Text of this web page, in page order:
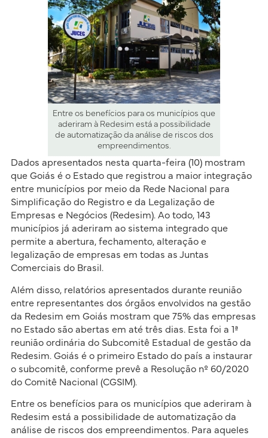
Entre os benefícios para os municípios que
aderiram à Redesim está a possibilidade
de automatização da análise de riscos dos
empreendimentos.
Dados apresentados nesta quarta-feira (10) mostram
que Goiás é o Estado que registrou a maior integração
entre municípios por meio da Rede Nacional para
Simplificação do Registro e da Legalização de
Empresas e Negócios (Redesim). Ao todo, 143
municípios já aderiram ao sistema integrado que
permite a abertura, fechamento, alteração e
legalização de empresas em todas as Juntas
Comerciais do Brasil.
Além disso, relatórios apresentados durante reunião
entre representantes dos órgãos envolvidos na gestão
da Redesim em Goiás mostram que 75% das empresas
no Estado são abertas em até três dias. Esta foi a 1ª
reunião ordinária do Subcomitê Estadual de gestão da
Redesim. Goiás é o primeiro Estado do país a instaurar
o subcomitê, conforme prevê a Resolução nº 60/2020
do Comitê Nacional (CGSIM).
Entre os benefícios para os municípios que aderiram à
Redesim está a possibilidade de automatização da
análise de riscos dos empreendimentos. Para aqueles